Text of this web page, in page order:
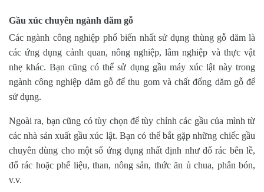
Gầu xúc chuyên ngành dăm gỗ
Các ngành công nghiệp phổ biến nhất sử dụng thùng gỗ dăm là
các ứng dụng cảnh quan, nông nghiệp, lâm nghiệp và thực vật
nhẹ khác. Bạn cũng có thể sử dụng gầu máy xúc lật này trong
ngành công nghiệp dăm gỗ để thu gom và chất đống dăm gỗ để
sử dụng.
Ngoài ra, bạn cũng có tùy chọn để tùy chỉnh các gầu của mình từ
các nhà sản xuất gầu xúc lật. Bạn có thể bắt gặp những chiếc gầu
chuyên dùng cho một số ứng dụng nhất định như đổ rác bên lề,
đổ rác hoặc phế liệu, than, nông sản, thức ăn ủ chua, phân bón,
v.v.